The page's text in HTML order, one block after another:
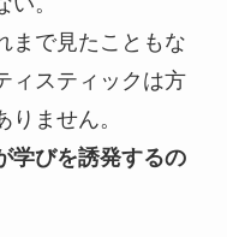
まで見たこともな
ィスティックは方
ません。
学びを誘発するの